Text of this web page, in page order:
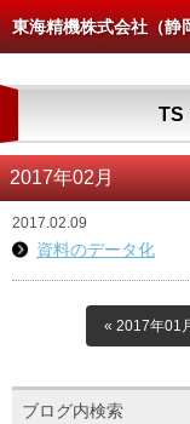
機械設計・製図
コピー・製本・スキャン
CAD入出力
TS
2017年02月
2017.02.09
資料のデータ化
« 2017年01
ブログ内検索